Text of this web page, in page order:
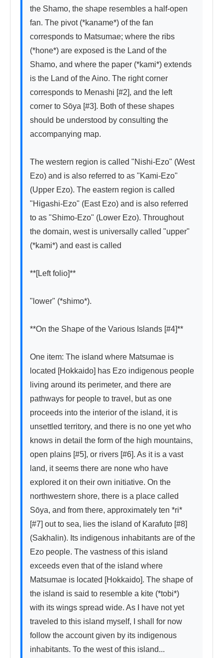
the Shamo, the shape resembles a half-open
fan. The pivot (*kaname*) of the fan
corresponds to Matsumae; where the ribs
(*hone*) are exposed is the Land of the
Shamo, and where the paper (*kami*) extends
is the Land of the Aino. The right corner
corresponds to Menashi [#2], and the left
corner to Sōya [#3]. Both of these shapes
should be understood by consulting the
accompanying map.
The western region is called "Nishi-Ezo" (West
Ezo) and is also referred to as "Kami-Ezo"
(Upper Ezo). The eastern region is called
"Higashi-Ezo" (East Ezo) and is also referred
to as "Shimo-Ezo" (Lower Ezo). Throughout
the domain, west is universally called "upper"
(*kami*) and east is called
**[Left folio]**
"lower" (*shimo*).
**On the Shape of the Various Islands [#4]**
One item: The island where Matsumae is
located [Hokkaido] has Ezo indigenous people
living around its perimeter, and there are
pathways for people to travel, but as one
proceeds into the interior of the island, it is
unsettled territory, and there is no one yet who
knows in detail the form of the high mountains,
open plains [#5], or rivers [#6]. As it is a vast
land, it seems there are none who have
explored it on their own initiative. On the
northwestern shore, there is a place called
Sōya, and from there, approximately ten *ri*
[#7] out to sea, lies the island of Karafuto [#8]
(Sakhalin). Its indigenous inhabitants are of the
Ezo people. The vastness of this island
exceeds even that of the island where
Matsumae is located [Hokkaido]. The shape of
the island is said to resemble a kite (*tobi*)
with its wings spread wide. As I have not yet
traveled to this island myself, I shall for now
follow the account given by its indigenous
inhabitants. To the west of this island...